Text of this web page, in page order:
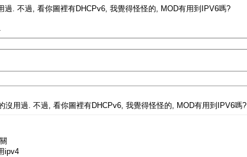
過. 不過, 看你圖裡有DHCPv6, 我覺得怪怪的, MOD有用到IPV6嗎?
沒用過. 不過, 看你圖裡有DHCPv6, 我覺得怪怪的, MOD有用到IPV6嗎?
ipv4